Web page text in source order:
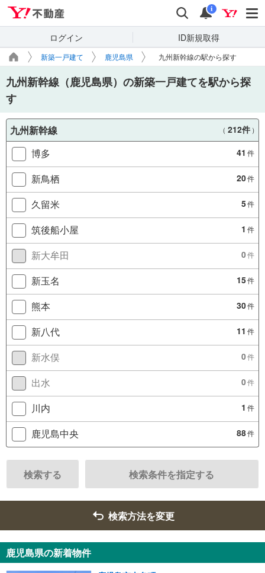
検索 通知
i
ログイン ID新規取得
新築一戸建て 鹿児島県 九州新幹線の駅から探す
九州新幹線（鹿児島県）の新築一戸建てを駅から探
す
九州新幹線 （ 212件 ）
博多 41 件
新鳥栖 20件
久留米 5件
筑後船小屋 1 件
新大牟田 0件
新玉名 15件
熊本 30件
新八代 11 件
新水俣 0件
出水 0件
川内 1 件
鹿児島中央 88件
検索する 検索条件を指定する
検索方法を変更
鹿児島県の新着物件